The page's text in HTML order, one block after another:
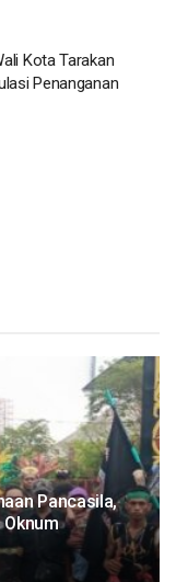
Kota Tarakan
Penanganan
Pancasila,
Oknum